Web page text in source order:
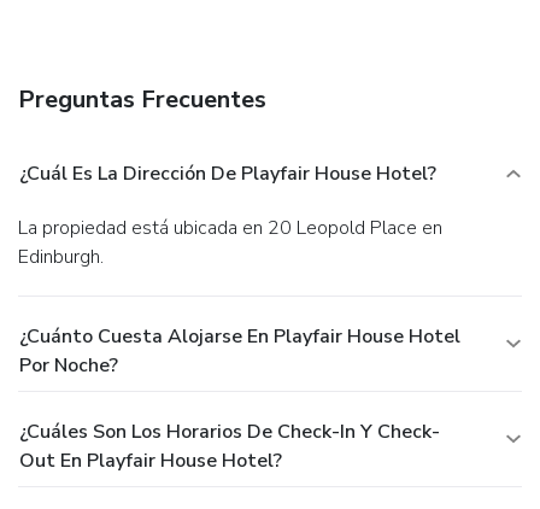
Preguntas Frecuentes
¿Cuál Es La Dirección De Playfair House Hotel?
La propiedad está ubicada en 20 Leopold Place en
Edinburgh.
¿Cuánto Cuesta Alojarse En Playfair House Hotel
Por Noche?
¿Cuáles Son Los Horarios De Check-In Y Check-
Out En Playfair House Hotel?